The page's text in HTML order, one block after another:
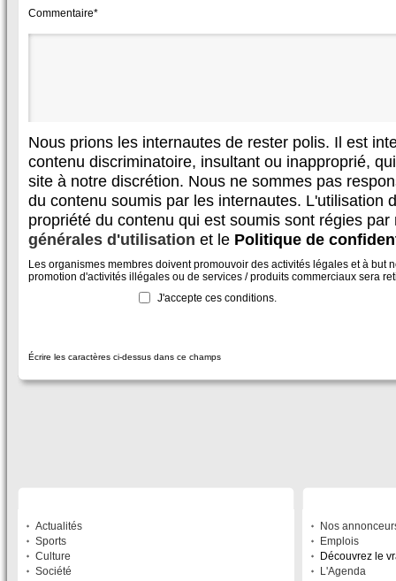
Commentaire*
Nous prions les internautes de rester polis. Il est
contenu discriminatoire, insultant ou inapproprié,
site à notre discrétion. Nous ne sommes pas
du contenu soumis par les internautes. L'utilisation
propriété du contenu qui est soumis sont régies
générales d'utilisation et le Politique de
Les organismes membres doivent promouvoir des activités légales et à but
promotion d'activités illégales ou de services / produits commerciaux sera
J'accepte ces conditions.
Écrire les caractères ci-dessus dans ce champs
Actualités
Sports
Culture
Société
Nos
Emplois
Découvrez le
L'Agenda